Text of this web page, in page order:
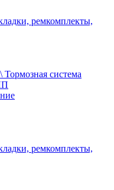
ремкомплекты,
Тормозная система
ремкомплекты,